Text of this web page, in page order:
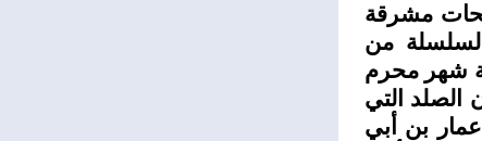
مشرقة
من
شهر محرم
الصلد التي
بن أبي